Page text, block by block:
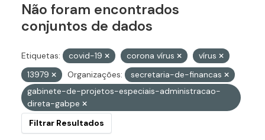
Não foram encontrados
conjuntos de dados
Etiquetas: covid-19 corona vírus
vírus
13979
Organizações:
secretaria-de-financas
gabinete-de-projetos-especiais-administracao-
direta-gabpe
Filtrar Resultados